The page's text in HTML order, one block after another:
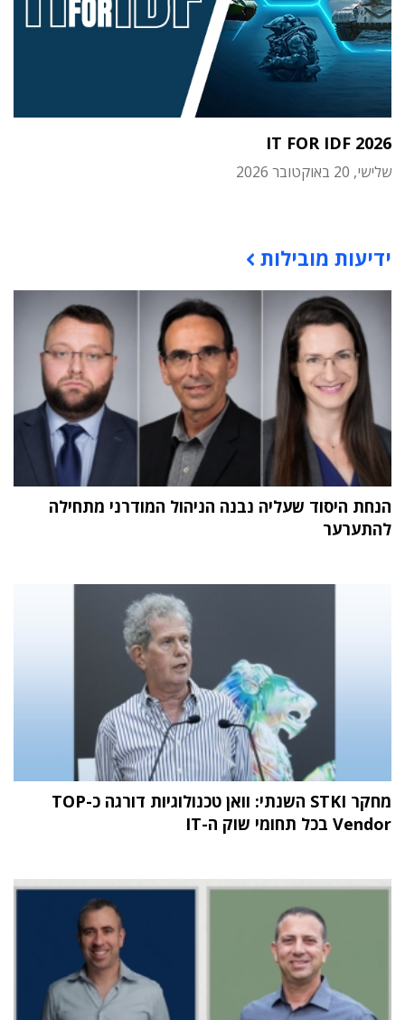
IT FOR IDF 2026
שלישי, 20 באוקטובר 2026
ידיעות מובילות
הנחת היסוד שעליה נבנה הניהול המודרני מתחילה
להתערער
מחקר STKI השנתי: וואן טכנולוגיות דורגה כ-TOP
Vendor בכל תחומי שוק ה-IT